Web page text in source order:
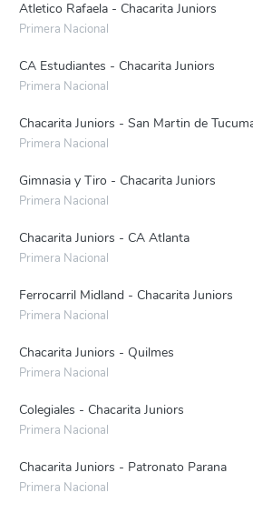
Atletico Rafaela - Chacarita Juniors
Primera Nacional
CA Estudiantes - Chacarita Juniors
Primera Nacional
Chacarita Juniors - San Martin de
Primera Nacional
Gimnasia y Tiro - Chacarita Juniors
Primera Nacional
Chacarita Juniors - CA Atlanta
Primera Nacional
Ferrocarril Midland - Chacarita Juniors
Primera Nacional
Chacarita Juniors - Quilmes
Primera Nacional
Colegiales - Chacarita Juniors
Primera Nacional
Chacarita Juniors - Patronato Parana
Primera Nacional